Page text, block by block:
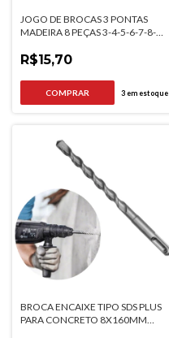
JOGO DE BROCAS 3 PONTAS
MADEIRA 8 PEÇAS 3-4-5-6-7-8-9-
R$15,70
3em estoque
BROCA ENCAIXE TIPO SDS PLUS
PARA CONCRETO 8X160MM